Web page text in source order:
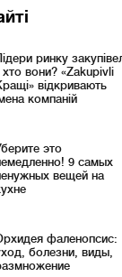
ринку
вони? «Zakupivli
відкривають
компаній
это
9 самых
вещей на
фаленопсис:
болезни, виды,